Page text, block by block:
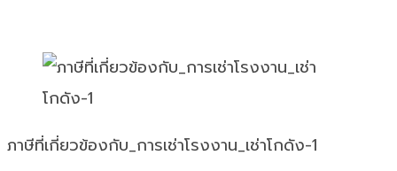
ภาษีที่เกี่ยวข้องกับ_การเช่าโรงงาน_เช่าโกดัง-1